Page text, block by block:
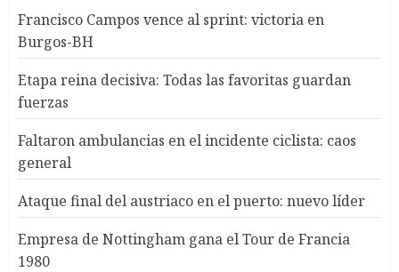
Francisco Campos vence al sprint: victoria en
Burgos-BH
Etapa reina decisiva: Todas las favoritas guardan
fuerzas
Faltaron ambulancias en el incidente ciclista: caos
general
Ataque final del austriaco en el puerto: nuevo líder
Empresa de Nottingham gana el Tour de Francia
1980